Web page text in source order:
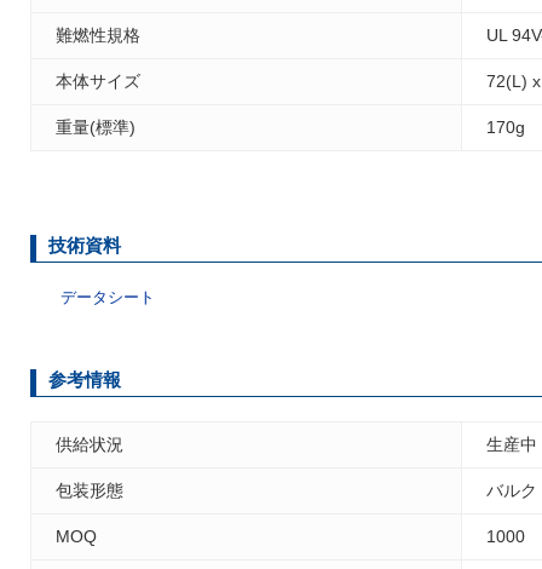
難燃性規格 UL
本体サイズ 72(L)
重量(標準) 170g
技術資料
データシート
参考情報
供給状況 生産中
包装形態 バルク
MOQ 1000